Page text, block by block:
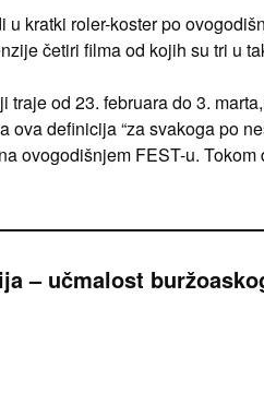
u kratki roler-koster po
četiri filma od kojih su tri u
traje od 23. februara do 3.
ova definicija “za svakoga po
ovogodišnjem FEST-u.
– učmalost